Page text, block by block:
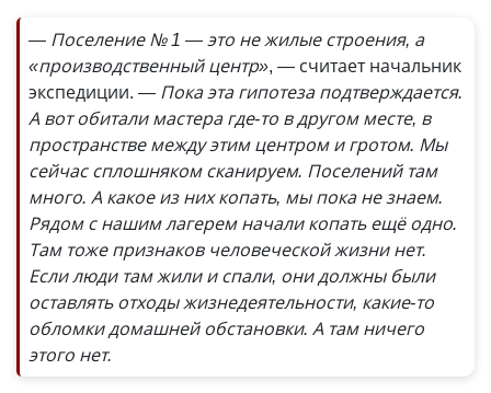
— Поселение № 1 — это не жилые строения, а
«производственный центр», — считает начальник
экспедиции. — Пока эта гипотеза подтверждается.
А вот обитали мастера где-то в другом месте, в
пространстве между этим центром и гротом. Мы
сейчас сплошняком сканируем. Поселений там
много. А какое из них копать, мы пока не знаем.
Рядом с нашим лагерем начали копать ещё одно.
Там тоже признаков человеческой жизни нет.
Если люди там жили и спали, они должны были
оставлять отходы жизнедеятельности, какие-то
обломки домашней обстановки. А там ничего
этого нет.